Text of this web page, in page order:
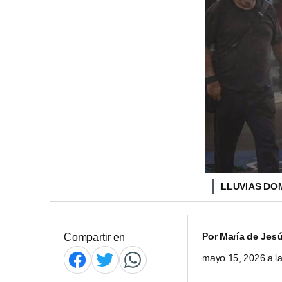
LLUVIAS
Compartir en PorMaría de
mayo 15, 2026 a